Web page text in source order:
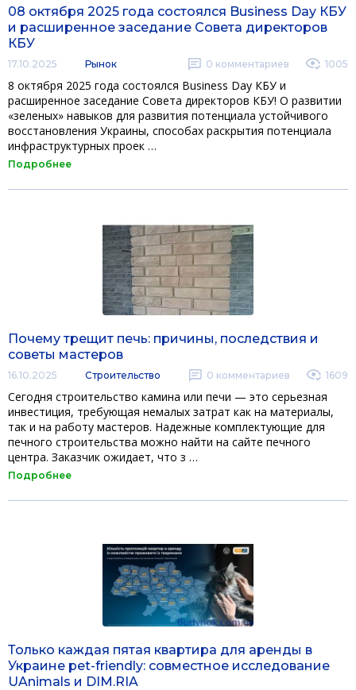
08 октября 2025 года состоялся Business Day КБУ
и расширенное заседание Совета директоров
КБУ
17.10.2025 Рынок 0 комментариев 1005
8 октября 2025 года состоялся Business Day КБУ и
расширенное заседание Совета директоров КБУ! О развитии
«зеленых» навыков для развития потенциала устойчивого
восстановления Украины, способах раскрытия потенциала
инфраструктурных проек …
Подробнее
Почему трещит печь: причины, последствия и
советы мастеров
16.10.2025 Строительство 0 комментариев 1609
Сегодня строительство камина или печи — это серьезная
инвестиция, требующая немалых затрат как на материалы,
так и на работу мастеров. Надежные комплектующие для
печного строительства можно найти на сайте печного
центра. Заказчик ожидает, что з …
Подробнее
Только каждая пятая квартира для аренды в
Украине pet-friendly: совместное исследование
UAnimals и DIM.RIA